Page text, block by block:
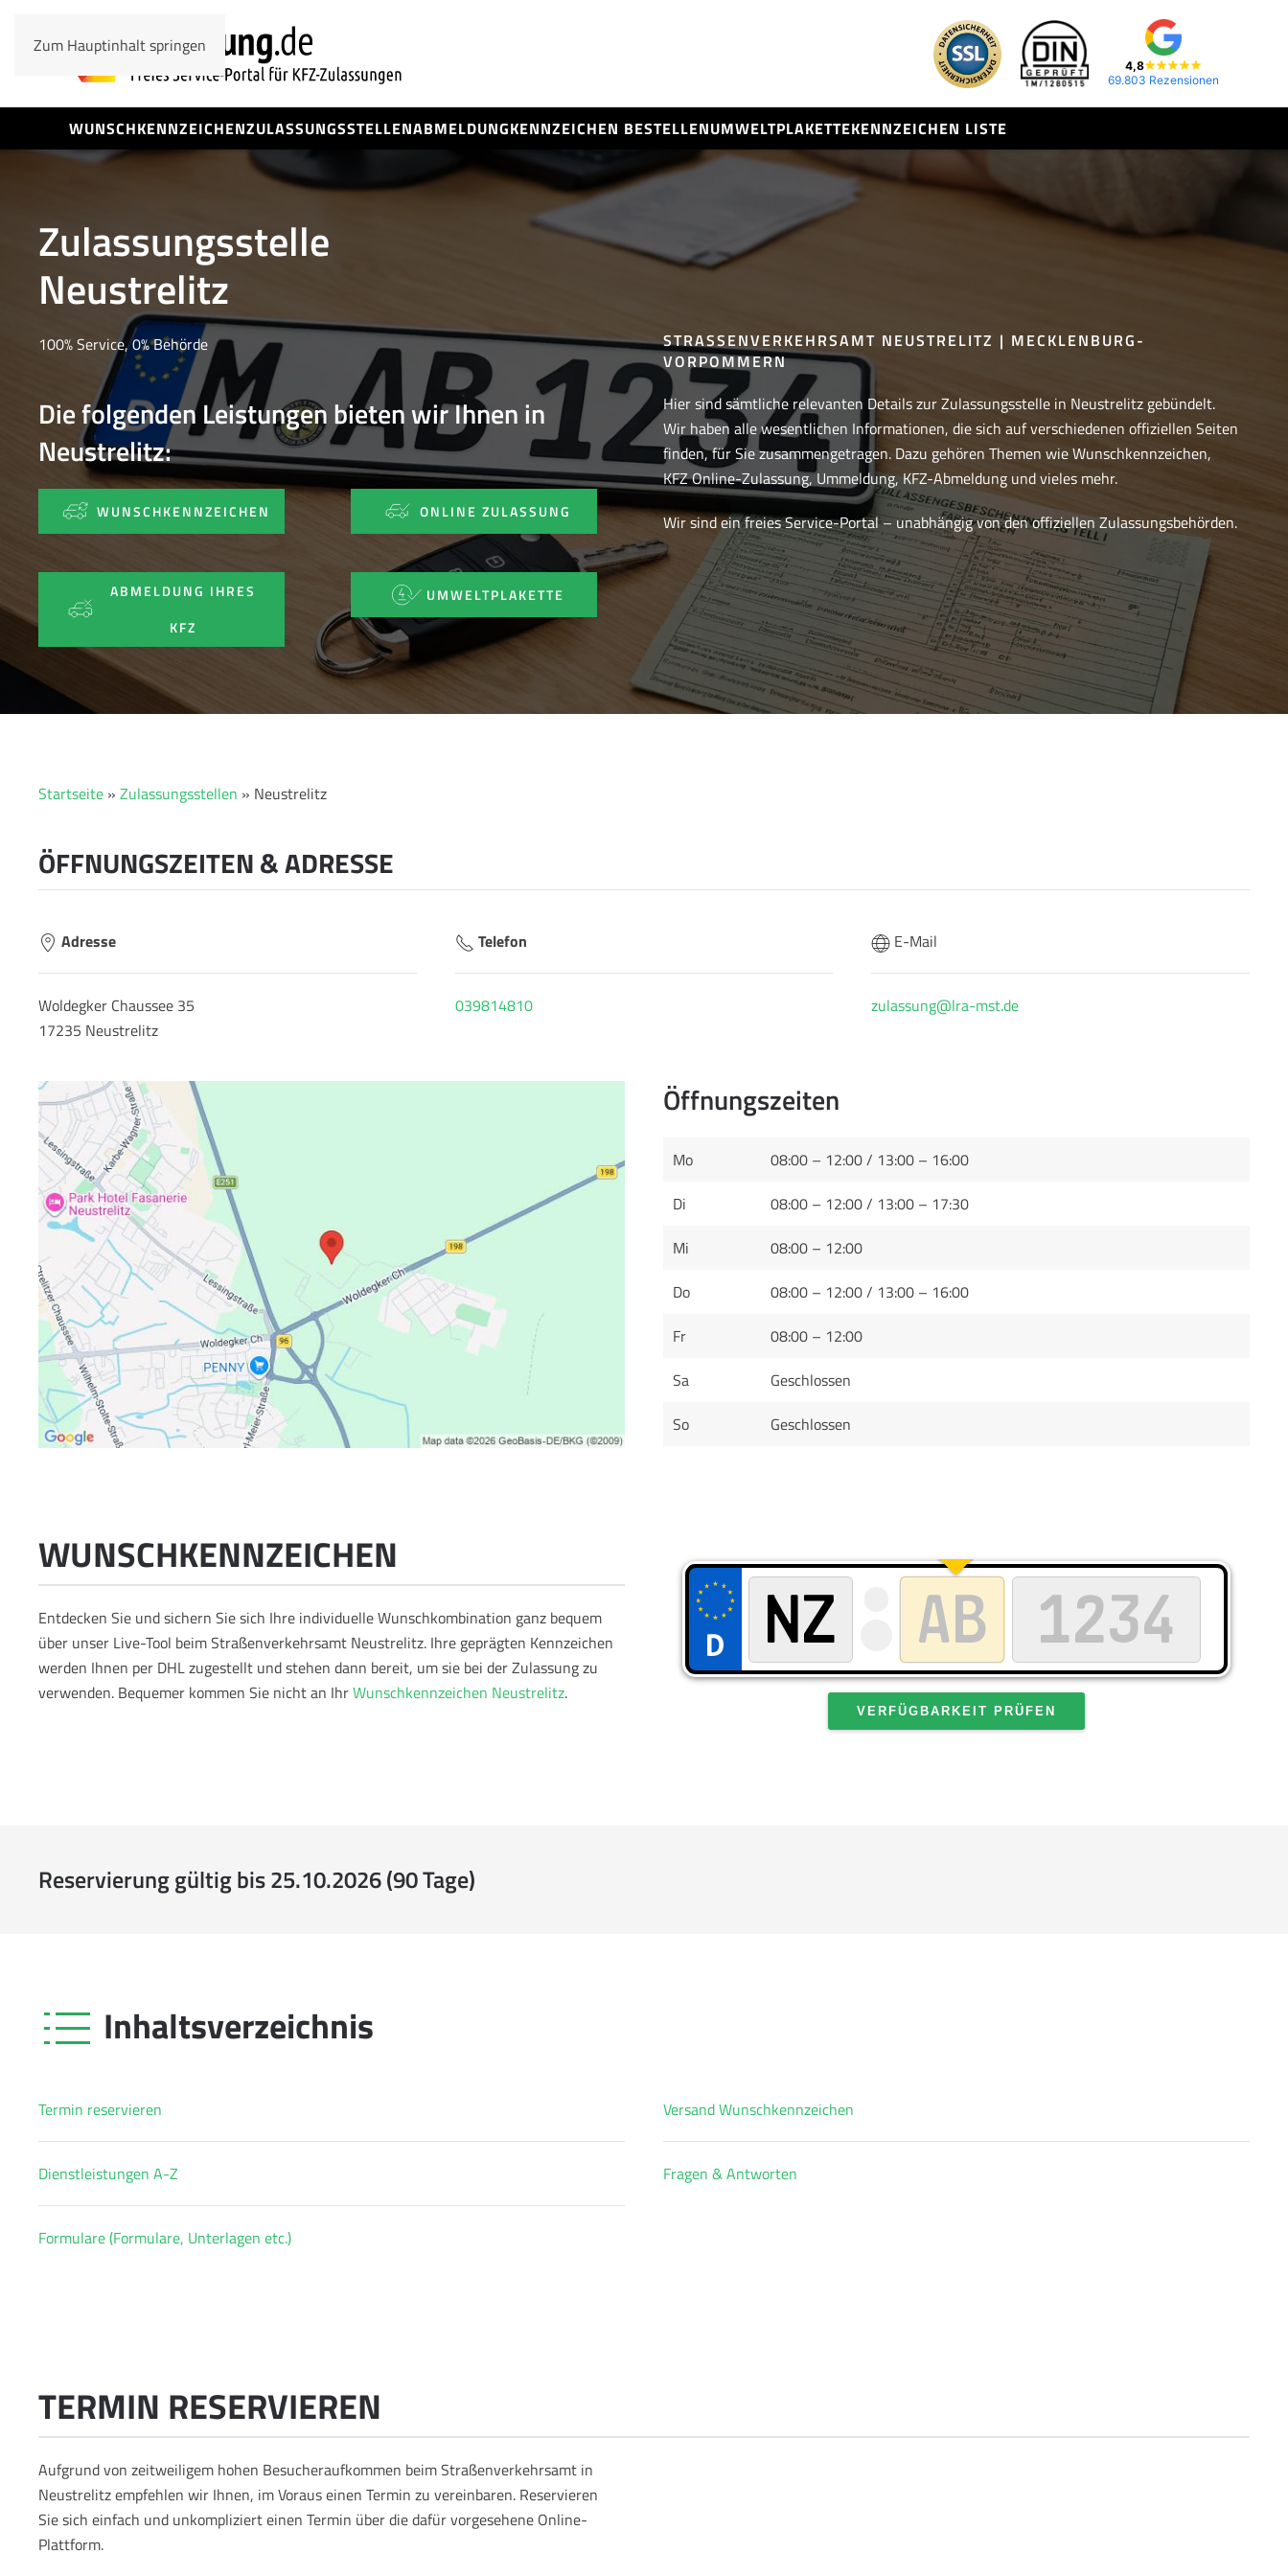
Zum Hauptinhalt springen
4,8
69.803 Rezensionen
WUNSCHKENNZEICHENZULASSUNGSSTELLENABMELDUNGKENNZEICHEN BESTELLENUMWELTPLAKETTEKENNZEICHEN LISTE
Zulassungsstelle
Neustrelitz
100% Service, 0% Behörde
Die folgenden Leistungen bieten wir Ihnen in
Neustrelitz:
WUNSCHKENNZEICHEN ONLINE ZULASSUNG
ABMELDUNG IHRES
KFZ
UMWELTPLAKETTE
STRASSENVERKEHRSAMT NEUSTRELITZ | MECKLENBURG-V
ORPOMMERN
Hier sind sämtliche relevanten Details zur Zulassungsstelle in Neustrelitz gebündelt.
Wir haben alle wesentlichen Informationen, die sich auf verschiedenen offiziellen Seiten
finden, für Sie zusammengetragen. Dazu gehören Themen wie Wunschkennzeichen,
KFZ Online-Zulassung, Ummeldung, KFZ-Abmeldung und vieles mehr.
Wir sind ein freies Service-Portal – unabhängig von den offiziellen Zulassungsbehörden.
Startseite » Zulassungsstellen » Neustrelitz
ÖFFNUNGSZEITEN & ADRESSE
Adresse
Woldegker Chaussee 35
17235 Neustrelitz
Telefon
039814810
E-Mail
zulassung@lra-mst.de
Öffnungszeiten
Mo
08:00 – 12:00 / 13:00 – 16:00
Di
08:00 – 12:00 / 13:00 – 17:30
Mi
08:00 – 12:00
Do
08:00 – 12:00 / 13:00 – 16:00
Fr
08:00 – 12:00
Sa
Geschlossen
So
Geschlossen
WUNSCHKENNZEICHEN
Entdecken Sie und sichern Sie sich Ihre individuelle Wunschkombination ganz bequem
über unser Live-Tool beim Straßenverkehrsamt Neustrelitz. Ihre geprägten Kennzeichen
werden Ihnen per DHL zugestellt und stehen dann bereit, um sie bei der Zulassung zu
verwenden. Bequemer kommen Sie nicht an IhrWunschkennzeichen Neustrelitz.
VERFÜGBARKEIT PRÜFEN
Reservierung gültig bis 25.10.2026 (90 Tage)
Inhaltsverzeichnis
Termin reservieren
Dienstleistungen A-Z
Formulare (Formulare, Unterlagen etc.)
Versand Wunschkennzeichen
Fragen & Antworten
TERMIN RESERVIEREN
Aufgrund von zeitweiligem hohen Besucheraufkommen beim Straßenverkehrsamt in
Neustrelitz empfehlen wir Ihnen, im Voraus einen Termin zu vereinbaren. Reservieren
Sie sich einfach und unkompliziert einen Termin über die dafür vorgesehene Online-
Plattform.